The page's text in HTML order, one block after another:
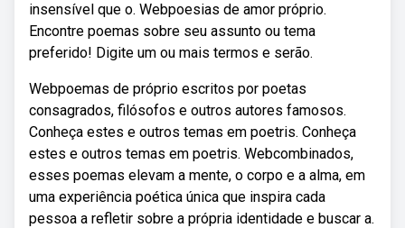
insensível que o. Webpoesias de amor próprio.
Encontre poemas sobre seu assunto ou tema
preferido! Digite um ou mais termos e serão.
Webpoemas de próprio escritos por poetas
consagrados, filósofos e outros autores famosos.
Conheça estes e outros temas em poetris. Conheça
estes e outros temas em poetris. Webcombinados,
esses poemas elevam a mente, o corpo e a alma, em
uma experiência poética única que inspira cada
pessoa a refletir sobre a própria identidade e buscar a.